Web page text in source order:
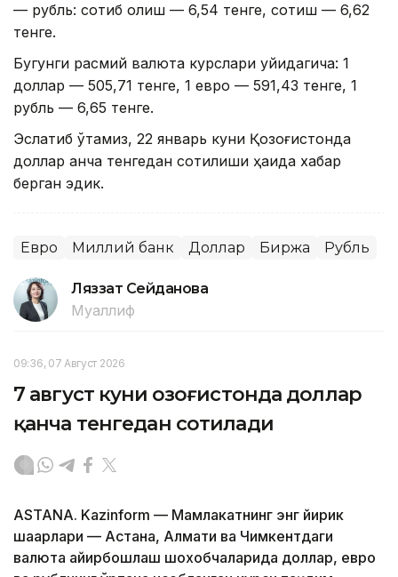
— рубль: сотиб олиш — 6,54 тенге, сотиш — 6,62
тенге.
Бугунги расмий валюта курслари қуйидагича: 1
доллар — 505,71 тенге, 1 евро — 591,43 тенге, 1
рубль — 6,65 тенге.
Эслатиб ўтамиз, 22 январь куни Қозоғистонда
доллар қанча тенгедан сотилиши ҳақида хабар
берган эдик.
Евро Миллий банк Доллар Биржа Рубль
Ляззат Сейданова
Муаллиф
09:36, 07 Август 2026
7 август куни Қозоғистонда доллар
қанча тенгедан сотилади
ASTANA. Kazinform — Мамлакатнинг энг йирик
шаҳарлари — Астана, Алмати ва Чимкентдаги
валюта айирбошлаш шохобчаларида доллар, евро